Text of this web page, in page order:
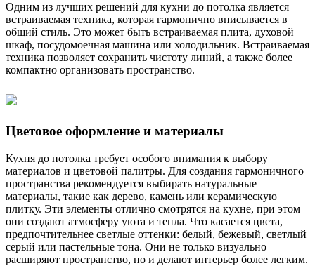
Одним из лучших решений для кухни до потолка является
встраиваемая техника, которая гармонично вписывается в
общий стиль. Это может быть встраиваемая плита, духовой
шкаф, посудомоечная машина или холодильник. Встраиваемая
техника позволяет сохранить чистоту линий, а также более
компактно организовать пространство.
Цветовое оформление и материалы
Кухня до потолка требует особого внимания к выбору
материалов и цветовой палитры. Для создания гармоничного
пространства рекомендуется выбирать натуральные
материалы, такие как дерево, камень или керамическую
плитку. Эти элементы отлично смотрятся на кухне, при этом
они создают атмосферу уюта и тепла. Что касается цвета,
предпочтительнее светлые оттенки: белый, бежевый, светлый
серый или пастельные тона. Они не только визуально
расширяют пространство, но и делают интерьер более легким.